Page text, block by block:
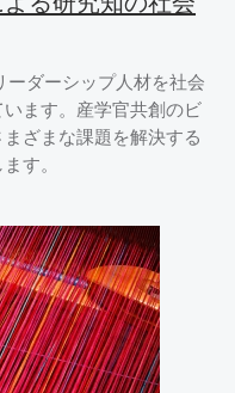
ダーシップ人材を社会
ます。産学官共創のビ
ざまな課題を解決する
す。